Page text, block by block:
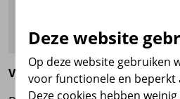
Voor wie
Deze website
Op deze website gebruiken
voor functionele en beperkt
Deze cookies hebben